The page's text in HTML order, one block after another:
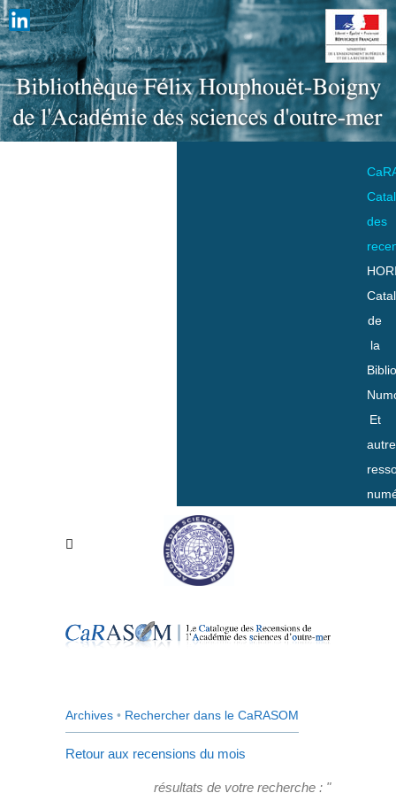
des
de
la
Et
Archives • Rechercher dans le CaRASOM
Retour aux recensions du mois
résultats de votre recherche : "